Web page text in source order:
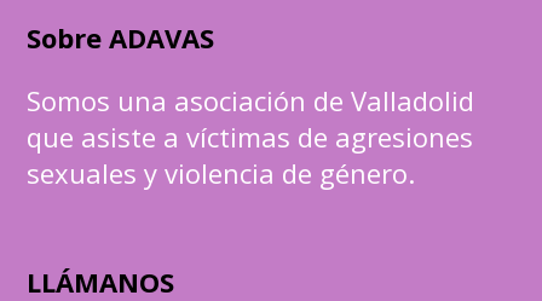
Sobre ADAVAS
Somos una asociación de Valladolid
que asiste a víctimas de agresiones
sexuales y violencia de género.
LLÁMANOS